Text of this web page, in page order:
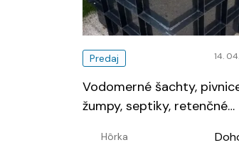
Predaj 14.
Vodomerné šachty,
žumpy, septiky, retenčné
Hôrka